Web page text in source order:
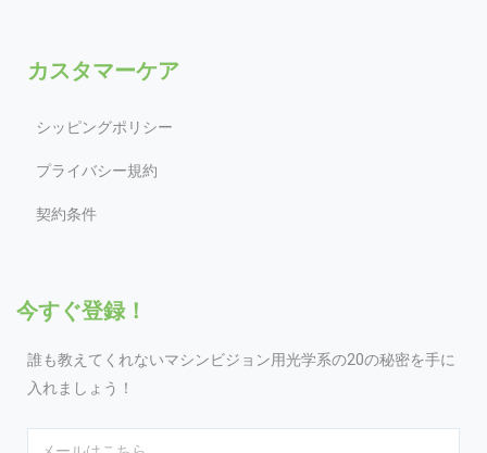
カスタマーケア
シッピングポリシー
プライバシー規約
契約条件
今すぐ登録！
誰も教えてくれないマシンビジョン用光学系の20の秘密を手に
入れましょう！